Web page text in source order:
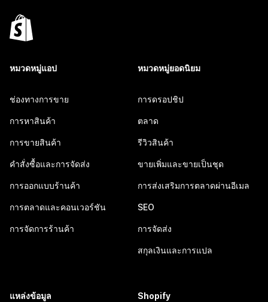
หมวดหมู่แอป
ช่องทางการขาย
การหาสินค้า
การขายสินค้า
คำสั่งซื้อและการจัดส่ง
การออกแบบร้านค้า
การตลาดและคอนเวอร์ชัน
การจัดการร้านค้า
หมวดหมู่ยอดนิยม
การดรอปชิป
ตลาด
รีวิวสินค้า
ขายเพิ่มและขายเป็นชุด
การส่งเสริมการตลาดผ่านอีเมล
SEO
การจัดส่ง
สกุลเงินและการแปล
แหล่งข้อมูล Shopify